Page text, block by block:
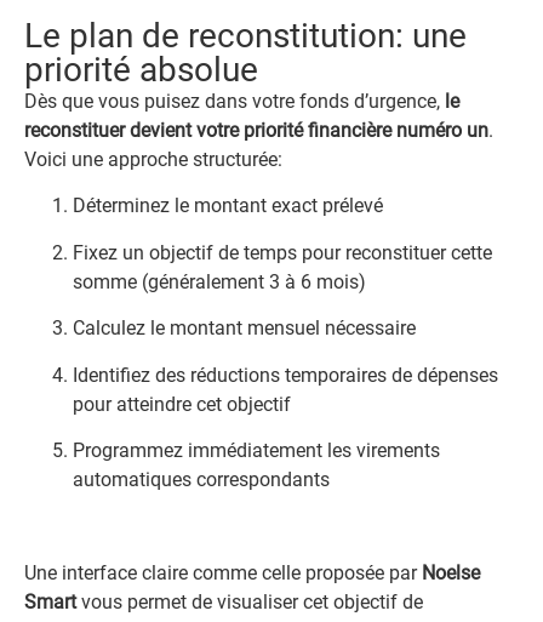
Le plan de reconstitution: une
priorité absolue
Dès que vous puisez dans votre fonds d’urgence, le
reconstituer devient votre priorité financière numéro un.
Voici une approche structurée:
Déterminez le montant exact prélevé
Fixez un objectif de temps pour reconstituer cette
somme (généralement 3 à 6 mois)
Calculez le montant mensuel nécessaire
Identifiez des réductions temporaires de dépenses
pour atteindre cet objectif
Programmez immédiatement les virements
automatiques correspondants
Une interface claire comme celle proposée par Noelse
Smartvous permet de visualiser cet objectif de